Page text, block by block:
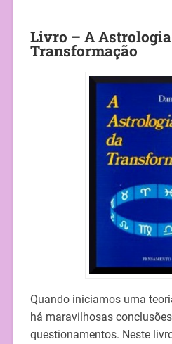
Livro – A
Transformação
Quando iniciamos uma
há maravilhosas
questionamentos. Neste